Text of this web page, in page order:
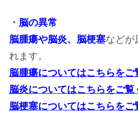
・ 脳の異常
脳腫瘍や脳炎、脳梗塞などが
れます。
脳腫瘍についてはこちらをご
脳炎についてはこちらをご覧
脳梗塞についてはこちらをご